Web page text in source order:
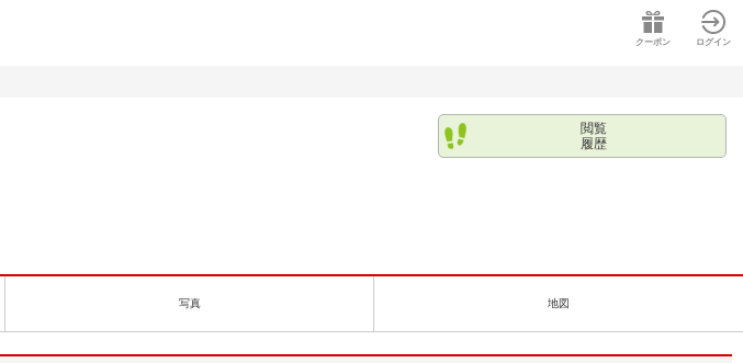
クーポン ログイン
閲覧
履歴
写真 地図